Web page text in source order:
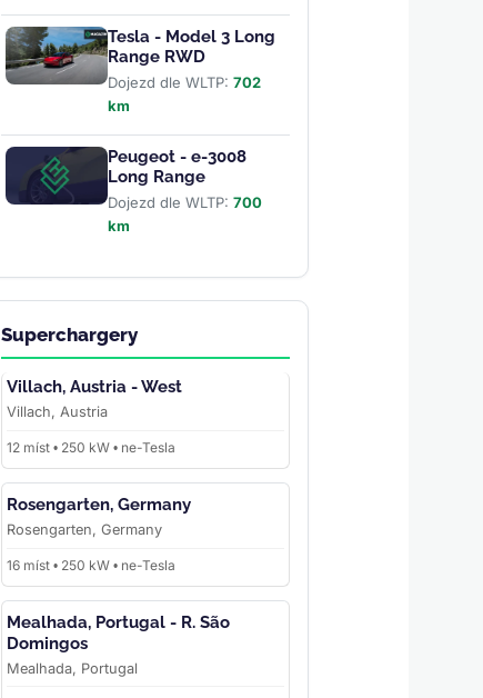
Tesla - Model 3 Long
Range RWD
Dojezd dle WLTP: 702
km
Peugeot - e-3008
Long Range
Dojezd dle WLTP: 700
km
Superchargery
Villach, Austria - West
Villach, Austria
12 míst • 250 kW • ne-Tesla
Rosengarten, Germany
Rosengarten, Germany
16 míst • 250 kW • ne-Tesla
Mealhada, Portugal - R. São
Domingos
Mealhada, Portugal